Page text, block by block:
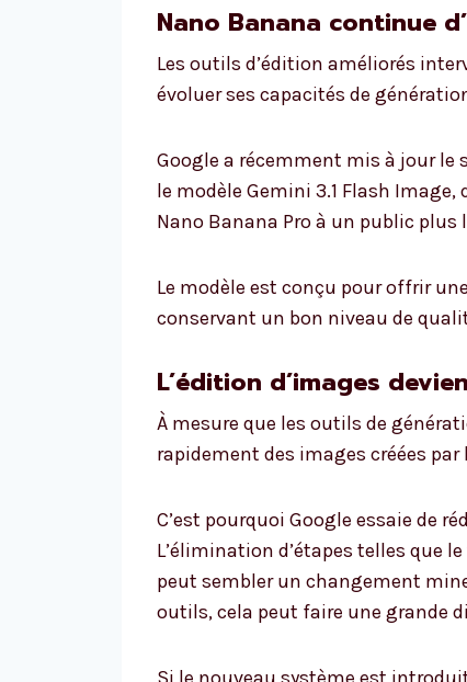
Nano Banana continue
Les outils d’édition améliorés
évoluer ses capacités de
Google a récemment mis à jour le
le modèle Gemini 3.1 Flash
Nano Banana Pro à un public plus
Le modèle est conçu pour offrir
conservant un bon niveau de
L’édition d’images
À mesure que les outils de
rapidement des images créées
C’est pourquoi Google essaie de
L’élimination d’étapes telles que
peut sembler un changement
outils, cela peut faire une grande